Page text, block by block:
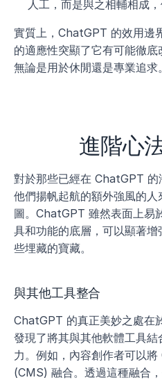
人工，而是與之相輔相成，
實質上，ChatGPT 的效用邊
的適應性突顯了它有可能徹底
無論是用於休閒還是專業追求。
進階心
對於那些已經在 ChatGPT 的
他們揚帆起航的額外強風的
圖。ChatGPT 雖然表面上易
具和功能的底層，可以顯著
些埋藏的寶藏。
與其他工具整合
ChatGPT 的真正美妙之處在
發現了將其與其他軟體工具
力。例如，內容創作者可以
(CMS) 融合。透過這種融合